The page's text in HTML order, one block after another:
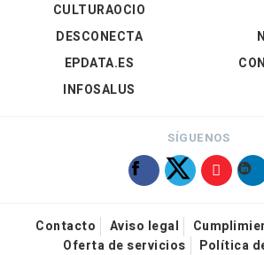
CULTURAOCIO
DESCONECTA
EPDATA.ES
INFOSALUS
SÍGUENOS
Contacto Aviso legal
Oferta de servicios
Política